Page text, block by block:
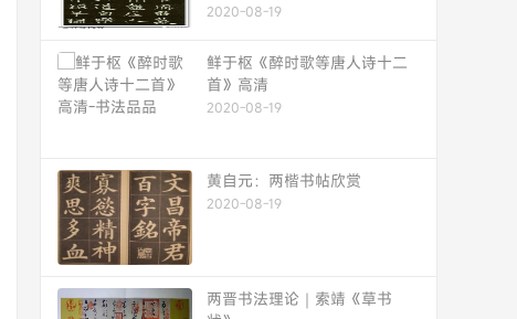
2020-08-19
鲜于枢《醉时歌等唐人诗十二
首》高清
2020-08-19
黄自元：两楷书帖欣赏
2020-08-19
两晋书法理论｜索靖《草书